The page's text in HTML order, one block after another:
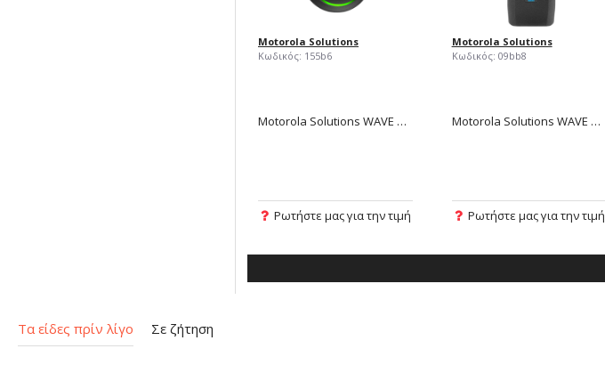
Motorola Solutions
Κωδικός: 155b6
Motorola Solutions WAVE TLK 25 Wi-Fi
Ρωτήστε μας για την τιμή
Motorola Solutions
Κωδικός: 09bb8
Motorola Solutions WAVE TLK-100
Ρωτήστε μας για την τιμή
Τα είδες πρίν λίγο Σε ζήτηση